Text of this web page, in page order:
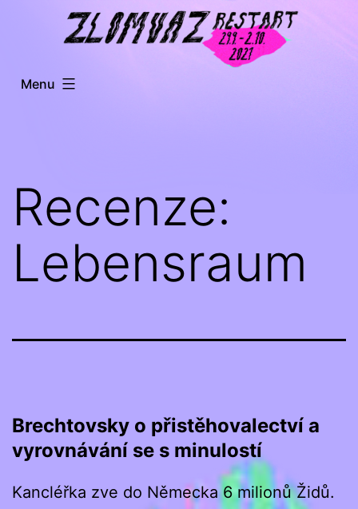
Menu
Recenze:
Lebensraum
Brechtovsky o přistěhovalectví a
vyrovnávání se s minulostí
Kancléřka zve do Německa 6 milionů Židů.